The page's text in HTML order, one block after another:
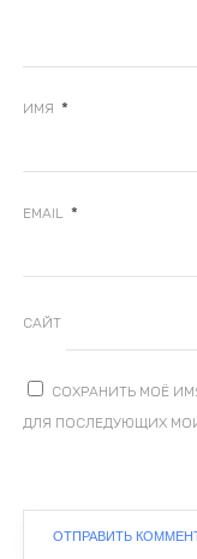
ИМЯ *
EMAIL *
САЙТ
СОХРАНИТЬ МОЁ
ДЛЯ ПОСЛЕДУЮЩИХ